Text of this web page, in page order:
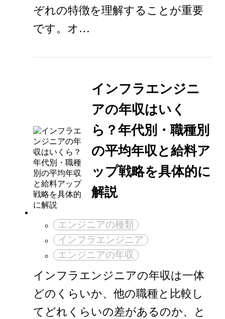
ぞれの特徴を理解することが重要
です。オ…
インフラエンジニ
アの年収はいく
ら？年代別・職種別
の平均年収と給料ア
ップ戦略を具体的に
解説
エンジニアの種類
インフラエンジニア
エンジニアの年収
インフラエンジニアの年収は一体
どのくらいか、他の職種と比較し
てどれくらいの差があるのか、と